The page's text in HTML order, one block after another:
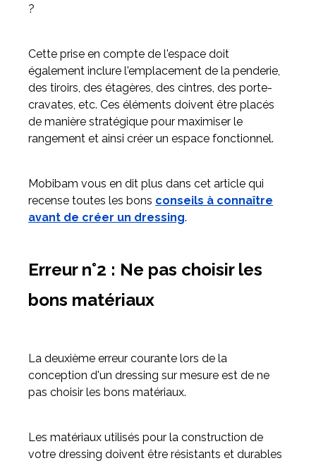
?
Cette prise en compte de l'espace doit
également inclure l'emplacement de la penderie,
des tiroirs, des étagères, des cintres, des porte-
cravates, etc. Ces éléments doivent être placés
de manière stratégique pour maximiser le
rangement et ainsi créer un espace fonctionnel.
Mobibam vous en dit plus dans cet article qui
recense toutes les bons conseils à connaître
avant de créer un dressing.
Erreur n°2 : Ne pas choisir les
bons matériaux
La deuxième erreur courante lors de la
conception d'un dressing sur mesure est de ne
pas choisir les bons matériaux.
Les matériaux utilisés pour la construction de
votre dressing doivent être résistants et durables